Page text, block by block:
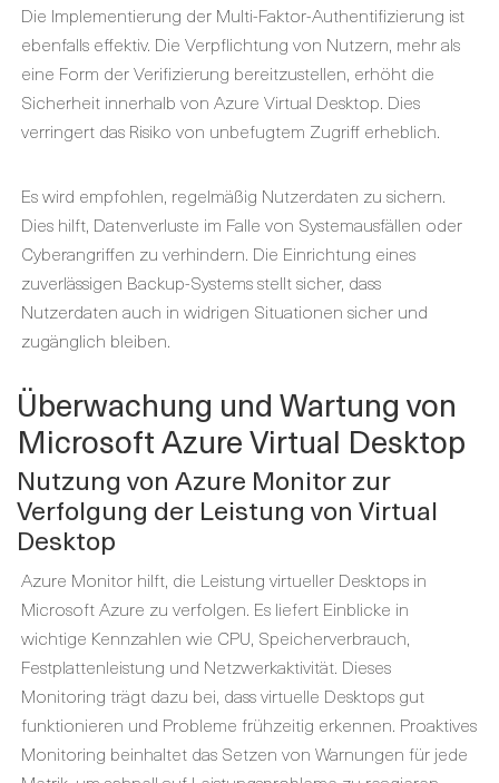
Die Implementierung der Multi-Faktor-Authentifizierung ist
ebenfalls effektiv. Die Verpflichtung von Nutzern, mehr als
eine Form der Verifizierung bereitzustellen, erhöht die
Sicherheit innerhalb von Azure Virtual Desktop. Dies
verringert das Risiko von unbefugtem Zugriff erheblich.
Es wird empfohlen, regelmäßig Nutzerdaten zu sichern.
Dies hilft, Datenverluste im Falle von Systemausfällen oder
Cyberangriffen zu verhindern. Die Einrichtung eines
zuverlässigen Backup-Systems stellt sicher, dass
Nutzerdaten auch in widrigen Situationen sicher und
zugänglich bleiben.
Überwachung und Wartung von
Microsoft Azure Virtual Desktop
Nutzung von Azure Monitor zur
Verfolgung der Leistung von Virtual
Desktop
Azure Monitor hilft, die Leistung virtueller Desktops in
Microsoft Azure zu verfolgen. Es liefert Einblicke in
wichtige Kennzahlen wie CPU, Speicherverbrauch,
Festplattenleistung und Netzwerkaktivität. Dieses
Monitoring trägt dazu bei, dass virtuelle Desktops gut
funktionieren und Probleme frühzeitig erkennen. Proaktives
Monitoring beinhaltet das Setzen von Warnungen für jede